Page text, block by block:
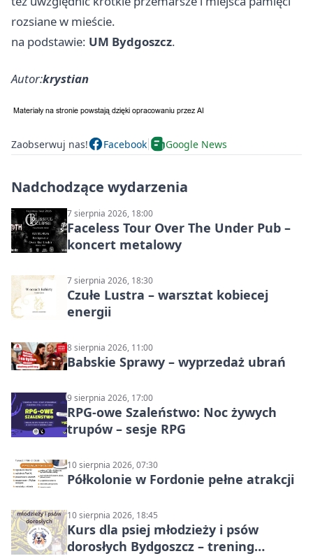
rozsiane w mieście.
na podstawie: UM Bydgoszcz.
Autor:krystian
Zaobserwuj nas! Facebook Google News
Nadchodzące wydarzenia
7 sierpnia 2026, 18:00
Faceless Tour Over The Under Pub –
koncert metalowy
7 sierpnia 2026, 18:30
Czułe Lustra – warsztat kobiecej
energii
8 sierpnia 2026, 11:00
Babskie Sprawy – wyprzedaż ubrań
9 sierpnia 2026, 17:00
RPG-owe Szaleństwo: Noc żywych
trupów – sesje RPG
10 sierpnia 2026, 07:30
Półkolonie w Fordonie pełne atrakcji
10 sierpnia 2026, 18:45
Kurs dla psiej młodzieży i psów
dorosłych Bydgoszcz – trening